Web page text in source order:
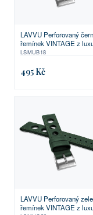
LAVVU Perforovaný
řemínek VINTAGE z
Top Grain - 18
LSMUB18
495 Kč
LAVVU Perforovaný
řemínek VINTAGE z